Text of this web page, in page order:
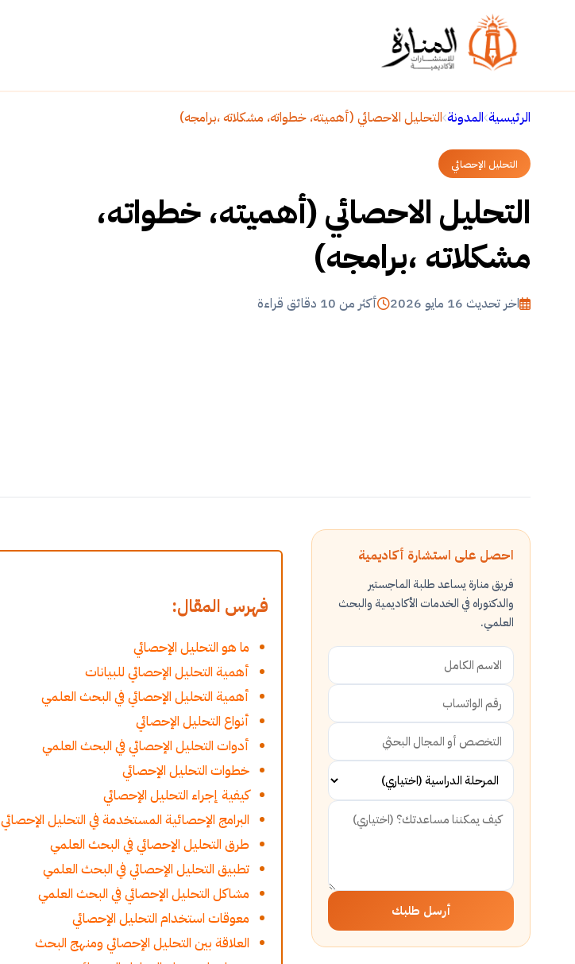
الرئيسية المدونة التحليل الاحصائي (أهميته، خطواته، مشكلاته ،برامجه)
التحليل الإحصائي
التحليل الاحصائي (أهميته، خطواته،
مشكلاته ،برامجه)
اخر تحديث 16 مايو 2026 أكثر من 10 دقائق قراءة
احصل على استشارة أكاديمية
فريق منارة يساعد طلبة الماجستير
والدكتوراه في الخدمات الأكاديمية والبحث
العلمي.
أرسل طلبك
فهرس المقال:
ما هو التحليل الإحصائي
أهمية التحليل الإحصائي للبيانات
أهمية التحليل الإحصائي في البحث العلمي
أنواع التحليل الإحصائي
أدوات التحليل الإحصائي في البحث العلمي
خطوات التحليل الإحصائي
كيفية إجراء التحليل الإحصائي
البرامج الإحصائية المستخدمة في التحليل الإحصائي
طرق التحليل الإحصائي في البحث العلمي
تطبيق التحليل الإحصائي في البحث العلمي
مشاكل التحليل الإحصائي في البحث العلمي
معوقات استخدام التحليل الإحصائي
العلاقة بين التحليل الإحصائي ومنهج البحث